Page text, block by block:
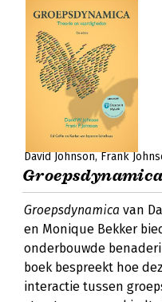
David Johnson Frank
Groepsdynamica van
en Monique Bekker
onderbouwde
boek bespreekt hoe
interactie tussen